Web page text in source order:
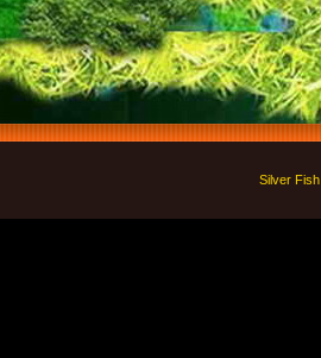
Silver Fish